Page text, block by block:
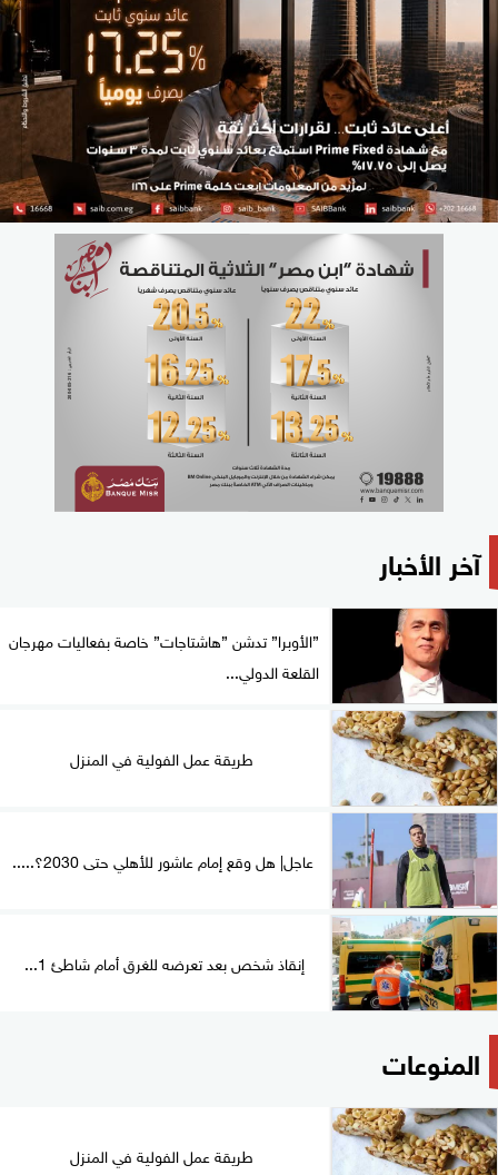
آخر الأخبار
”الأوبرا” تدشن ”هاشتاجات” خاصة بفعاليات مهرجان
القلعة الدولي...
طريقة عمل الفولية في المنزل
عاجل| هل وقع إمام عاشور للأهلي حتى 2030؟.....
إنقاذ شخص بعد تعرضه للغرق أمام شاطئ 1...
المنوعات
طريقة عمل الفولية في المنزل